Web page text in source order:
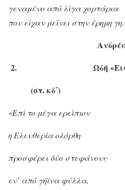
γεναμένο από λίγα χορτάρια
που είχαν μείνει στην έρημη
2. Ωδή
(στ. κδ΄)
«Επί το μέγα ερείπιον
η Ελευθερία ολόρθη
προσφέρει δύο στεφάνους·
εν’ από γήϊνα φύλλα,